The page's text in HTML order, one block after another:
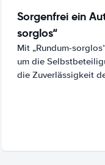
Sorgenfrei ein
sorglos“
Mit „Rundum-
um die
die Zuverlässigkeit